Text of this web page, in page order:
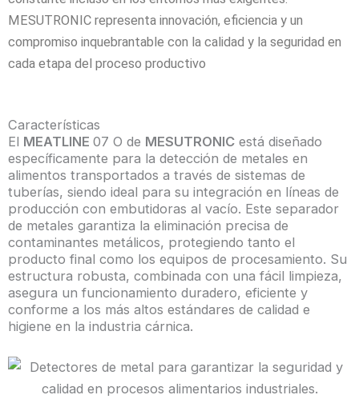
Descripción
Suscribirme al newsletter
Enviar
MESUTRONIC representa innovación, eficiencia y un
compromiso inquebrantable con la calidad y la seguridad en
cada etapa del proceso productivo
Características
El MEATLINE 07 O de MESUTRONIC está diseñado
específicamente para la detección de metales en
alimentos transportados a través de sistemas de
tuberías, siendo ideal para su integración en líneas de
producción con embutidoras al vacío. Este separador
de metales garantiza la eliminación precisa de
contaminantes metálicos, protegiendo tanto el
producto final como los equipos de procesamiento. Su
estructura robusta, combinada con una fácil limpieza,
asegura un funcionamiento duradero, eficiente y
conforme a los más altos estándares de calidad e
higiene en la industria cárnica.